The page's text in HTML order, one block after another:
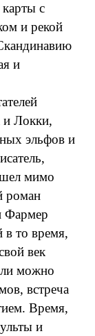
с
и рекой
и
и Локки,
эльфов и
мимо
роман
Фармер
в то время,
век
можно
встреча
Время,
и